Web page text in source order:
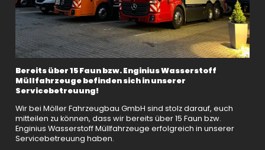
Bereits über 15 Faun bzw. Enginius Wasserstoff
Müllfahrzeuge befinden sich in unserer
Servicebetreuung!
Wir bei Möller Fahrzeugbau GmbH sind stolz darauf, euch
mitteilen zu können, dass wir bereits über 15 Faun bzw.
Enginius Wasserstoff Müllfahrzeuge erfolgreich in unserer
Servicebetreuung haben.